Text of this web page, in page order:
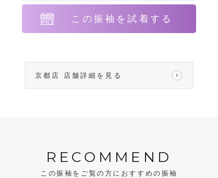
この振袖を試着する
京都店 店舗詳細を見る
RECOMMEND
この振袖をご覧の方におすすめの振袖